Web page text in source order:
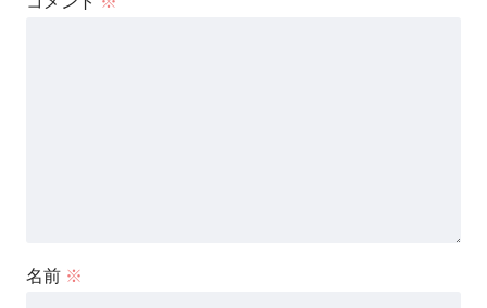
名前 ※